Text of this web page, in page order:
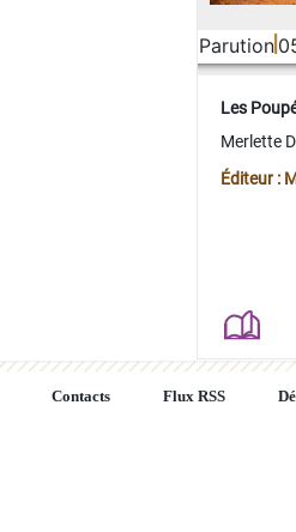
Parution
Les
Merlette
Éditeur :
Contacts Flux RSS